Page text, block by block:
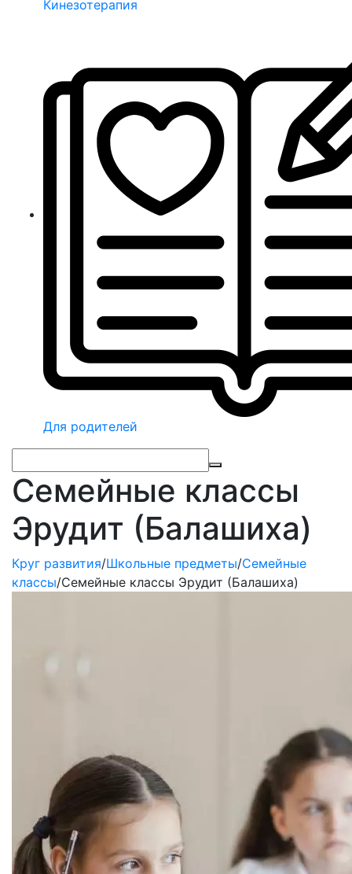
Кинезотерапия
Для родителей
Семейные классы
Эрудит (Балашиха)
Круг развития/Школьные предметы/Семейные
классы/Семейные классы Эрудит (Балашиха)